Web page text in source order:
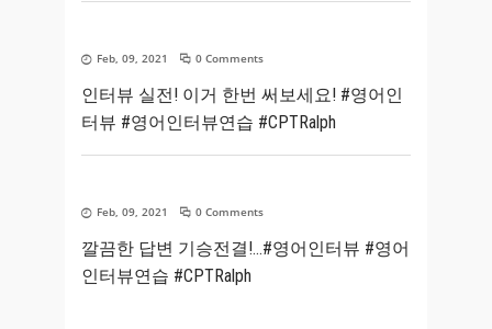
Feb, 09, 2021 0 Comments
인터뷰 실전! 이거 한번 써보세요! #영어인
터뷰 #영어인터뷰연습 #CPTRalph
Feb, 09, 2021 0 Comments
깔끔한 답변 기승전결!…#영어인터뷰​ #영어
인터뷰연습​ #CPTRalph​